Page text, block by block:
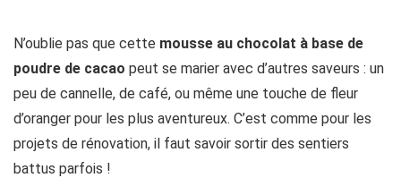
N’oublie pas que cette mousse au chocolat à base de
poudre de cacao peut se marier avec d’autres saveurs : un
peu de cannelle, de café, ou même une touche de fleur
d’oranger pour les plus aventureux. C’est comme pour les
projets de rénovation, il faut savoir sortir des sentiers
battus parfois !